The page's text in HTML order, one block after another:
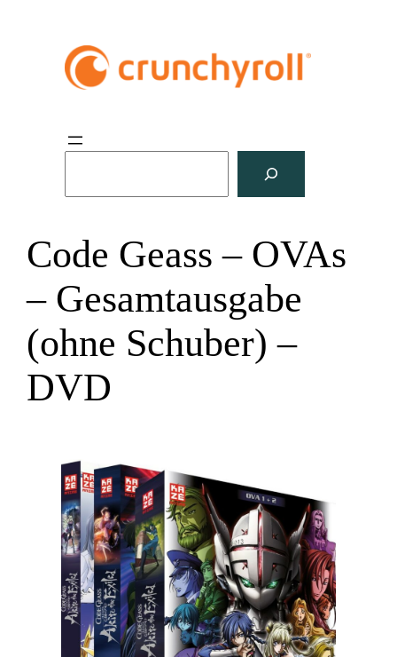
e
n
Code Geass – OVAs
– Gesamtausgabe
(ohne Schuber) –
DVD